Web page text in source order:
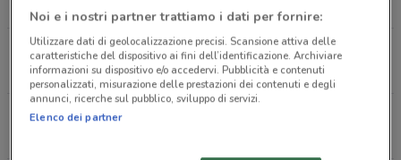
Via Magna Grecia, 24 Roma
4.3 km
Via Aniene, 1 - Piazza Fiume Roma
Noi e i nostri partner trattiamo i dati per fornire:
Utilizzare dati di geolocalizzazione precisi. Scansione attiva delle
caratteristiche del dispositivo ai fini dell’identificazione. Archiviare
informazioni su dispositivo e/o accedervi. Pubblicità e contenuti
personalizzati, misurazione delle prestazioni dei contenuti e degli
annunci, ricerche sul pubblico, sviluppo di servizi.
Elenco dei partner